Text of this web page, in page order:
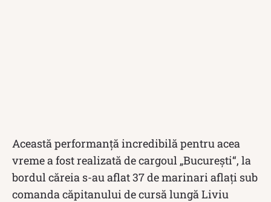
Această performanţă incredibilă pentru acea
vreme a fost realizată de cargoul „Bucureşti“, la
bordul căreia s-au aflat 37 de marinari aflați sub
comanda căpitanului de cursă lungă Liviu